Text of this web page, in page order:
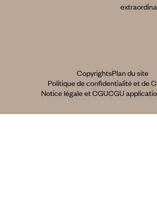
CopyrightsPlan du site
Politique de confidentialité et de
Notice légale et CGUCGU